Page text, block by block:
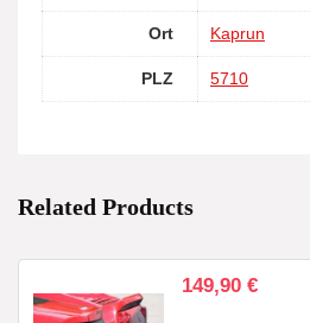
Ort Kaprun
PLZ 5710
Related Products
149,90 €